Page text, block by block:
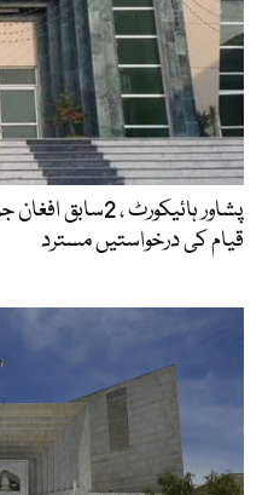
پشاور ہائیکورٹ
قیام کی درخواستیں مسترد